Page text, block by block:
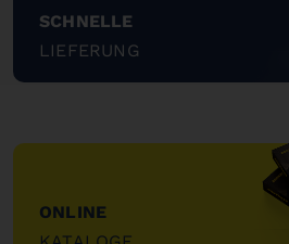
SCHNELLE
LIEFERUNG
"
ONLINE